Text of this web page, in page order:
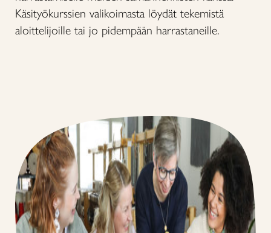
Käsityökurssien valikoimasta löydät tekemistä
aloittelijoille tai jo pidempään harrastaneille.